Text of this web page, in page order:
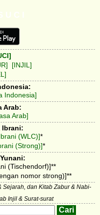
[INJIL]
Indonesia]
Arab:
Arab]
Ibrani:
(WLC)]*
(Strong)]*
(Tischendorf)]**
nomor strong)]**
Sejarah, dan Kitab Zabur & Nabi-
Injil & Surat-surat